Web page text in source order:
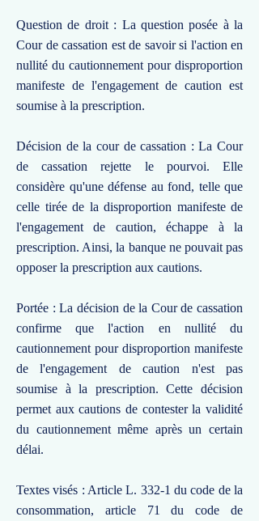
Question de droit : La question posée à la
Cour de cassation est de savoir si l'action en
nullité du cautionnement pour disproportion
manifeste de l'engagement de caution est
soumise à la prescription.
Décision de la cour de cassation : La Cour
de cassation rejette le pourvoi. Elle
considère qu'une défense au fond, telle que
celle tirée de la disproportion manifeste de
l'engagement de caution, échappe à la
prescription. Ainsi, la banque ne pouvait pas
opposer la prescription aux cautions.
Portée : La décision de la Cour de cassation
confirme que l'action en nullité du
cautionnement pour disproportion manifeste
de l'engagement de caution n'est pas
soumise à la prescription. Cette décision
permet aux cautions de contester la validité
du cautionnement même après un certain
délai.
Textes visés : Article L. 332-1 du code de la
consommation, article 71 du code de